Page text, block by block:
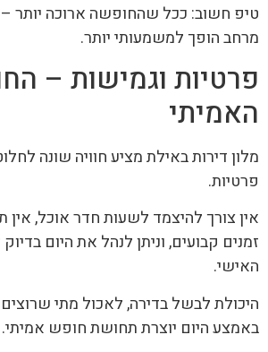
טיפ חשוב: ככל שהחופשה ארוכה יותר –
מרחב הופך למשמעותי יותר.
פרטיות וגמישות –
האמיתי
מלון דירות באילת מציע חוויה שונה
פרטיות.
אין צורך להיצמד לשעות חדר אוכל, אין
זמנים קבועים, וניתן לנהל את היום
האישי.
היכולת לבשל בדירה, לאכול מתי שרוצים
באמצע היום יוצרת תחושת חופש אמיתי.